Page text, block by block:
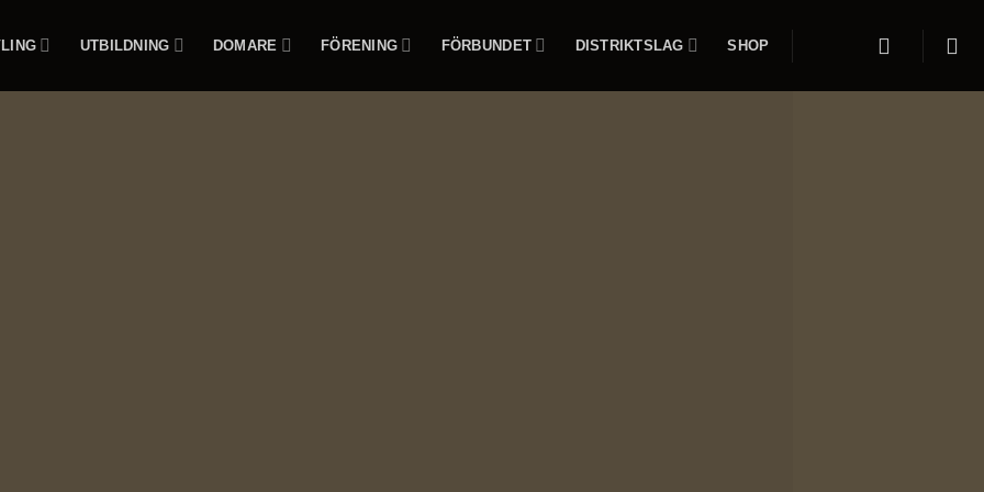
UTBILDNING DOMARE FÖRENING FÖRBUNDET DISTRIKTSLAG SHOP